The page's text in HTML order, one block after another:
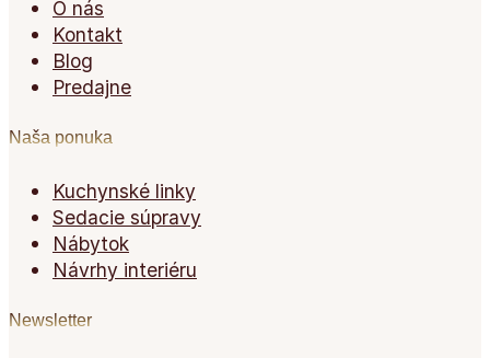
O nás
Kontakt
Blog
Predajne
Naša ponuka
Kuchynské linky
Sedacie súpravy
Nábytok
Návrhy interiéru
Newsletter